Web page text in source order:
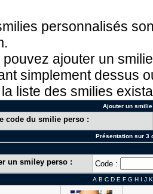
personnalisés
pouvez ajouter un
simplement dessus
liste des smilies
Ajouter un
code du smilie perso :
Présentation sur 3
un smiley perso : Code :
A B C D E F G H I J K